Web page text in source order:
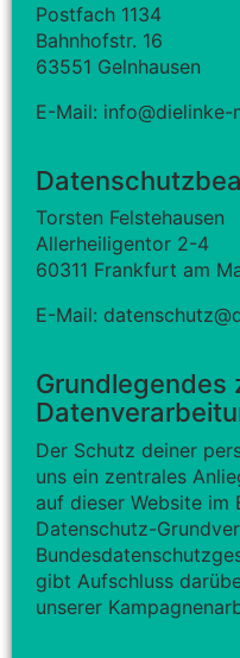
Postfach 1134
Bahnhofstr. 16
63551 Gelnhausen
E-Mail: info@dielinke-
Torsten Felstehausen
Allerheiligentor 2-4
60311 Frankfurt am
E-Mail:
Grundlegendes
Der Schutz deiner
uns ein zentrales
auf dieser Website im
Datenschutz-
gibt Aufschluss
unserer